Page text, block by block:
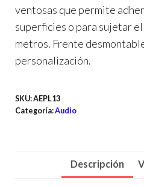
ventosas que permite
superficies o para sujetar
metros. Frente
personalización.
SKU:AEPL13
Categoría:Audio
Descripción